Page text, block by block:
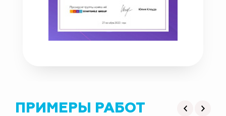
ПРИМЕРЫ РАБОТ